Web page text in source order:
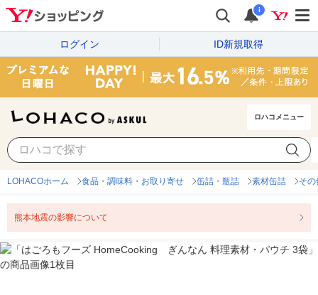
i
ログイン ID新規取得
ロハコメニュー
LOHACOホーム 食品・調味料・お取り寄せ 缶詰・瓶詰 素材缶詰 そ
熊本地震の影響について